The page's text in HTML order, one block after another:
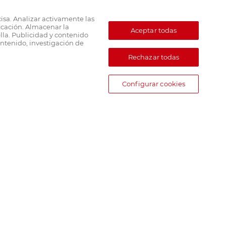
Analizar activamente las
Almacenar la
Publicidad y contenido
investigación de
Aceptar todas
Rechazar todas
Configurar cookies